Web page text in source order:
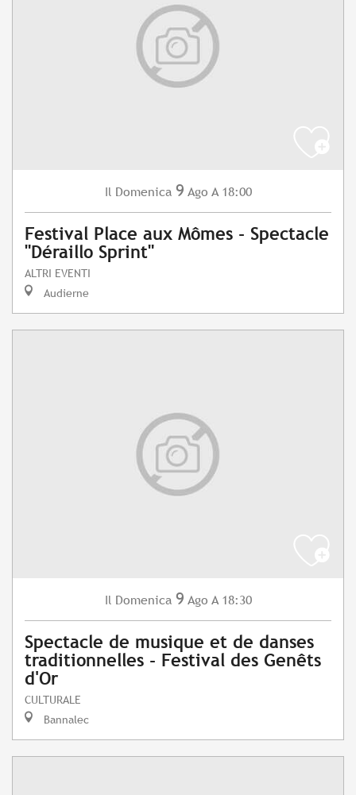
Il Domenica 9 Ago A 18:00
Festival Place aux Mômes - Spectacle
"Déraillo Sprint"
ALTRI EVENTI
Audierne
Il Domenica 9 Ago A 18:30
Spectacle de musique et de danses
traditionnelles - Festival des Genêts
d'Or
CULTURALE
Bannalec